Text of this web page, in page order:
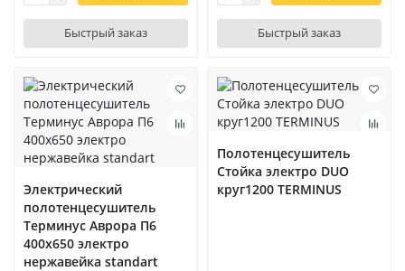
Быстрый заказ Быстрый заказ
Электрический
полотенцесушитель
Терминус Аврора П6
400х650 электро
нержавейка standart
Полотенцесушитель
Стойка электро DUO
круг1200 TERMINUS